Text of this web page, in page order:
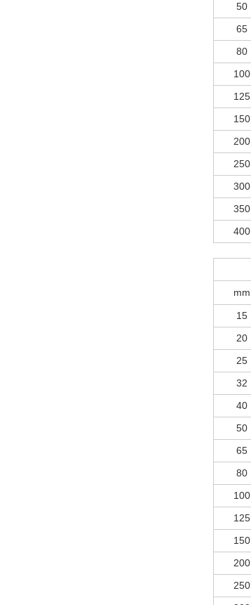
50
65
80
100
125
150
200
250
300
350
400
mm
15
20
25
32
40
50
65
80
100
125
150
200
250